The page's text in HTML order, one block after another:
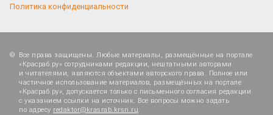
Политика конфиденциальности
Все права защищены. Любые материалы, размещённые на портале
«Красраб.ру» сотрудниками редакции, нештатными авторами
и читателями, являются объектами авторского права. Полное или
частичное использование материалов, размещённых на портале
«Красраб.ру», допускается только с письменного согласия редакции
с указанием ссылки на источник. Все вопросы можно задать
по адресу redaktor@krasrab.krsn.ru.